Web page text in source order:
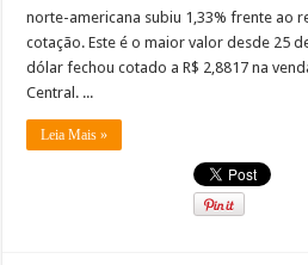
norte-americana subiu 1,33% frente ao
cotação. Este é o maior valor desde 25
dólar fechou cotado a R$ 2,8817 na
Central. ...
Leia Mais »